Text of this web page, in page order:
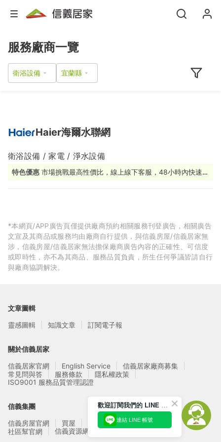
服務廠商一覽
衛浴設備
Haier海爾水聯網
衛浴設備 / 家電 / 淨水設備
特色優惠 市場挑戰最高性價比，線上線下客服，48小時內快速應
*本網頁/APP廣告頁僅提供廠商預約相關服務刊登廣告，相關廣告
文宣及其商品或服務均由廠商自行提供，與信義房屋/信義居家無
涉，信義房屋/信義居家無法擔保廠商廣告內容的正確性、可信度
或即時性，亦不為其商品、服務品質負責，所生任何爭議皆請自行
與廠商協調解決。
文章圖輯
靈感圖輯
知識文章 訂閱電子報
關於信義居家
信義居家官網
English Service
信義居家廠商募集
常見問與答
服務條款
隱私權政策
ISO9001 服務品質管理認證
信義集團
信義房屋官網
買屋 租屋
實價登錄
社區幫官網
信義資源網站
歡迎訂閱我們的 LINE 官方帳號
連結 LINE 帳號